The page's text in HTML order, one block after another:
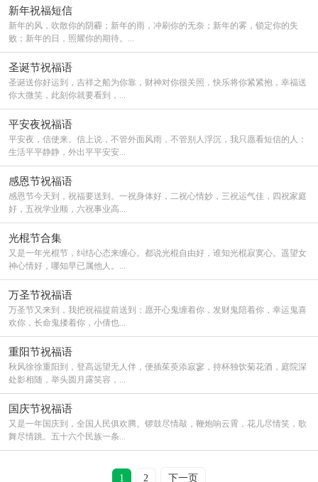
新年祝福短信
新年的风，吹散你的阴霾；新年的雨，冲刷你的无奈；新年的雾，锁定你的失
败；新年的日，照耀你的期待。...
圣诞节祝福语
圣诞送你好运到，吉祥之船为你靠，财神对你很关照，快乐将你紧紧抱，幸福送
你大微笑，此刻你就要看到，...
平安夜祝福语
平安夜，信使来。信上说，不管外面风雨，不管别人浮沉，我只愿看短信的人：
生活平平静静，外出平平安安...
感恩节祝福语
感恩节今天到，祝福要送到。一祝身体好，二祝心情妙，三祝运气佳，四祝家庭
好，五祝学业顺，六祝事业高...
光棍节合集
又是一年光棍节，纠结心态来缠心。都说光棍自由好，谁知光棍寂寞心。遥望女
神心情好，哪知早已属他人。...
万圣节祝福语
万圣节又来到，我把祝福提前送到：愿开心鬼缠着你，发财鬼陪着你，幸运鬼喜
欢你，长命鬼搂着你，小倩也...
重阳节祝福语
秋风徐徐重阳到，登高远望无人伴，便插茱萸添寂寥，持杯独饮菊花酒，庭院深
处影相随，举头圆月露笑容，...
国庆节祝福语
又是一年国庆到，全国人民俱欢腾。锣鼓尽情敲，鞭炮响云霄，花儿尽情笑，歌
舞尽情跳。五十六个民族一条...
1 2 下一页